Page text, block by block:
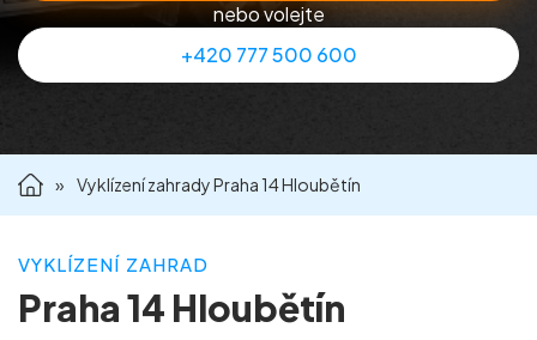
nebo volejte
+420 777 500 600
» Vyklízení zahrady Praha 14 Hloubětín
VYKLÍZENÍ ZAHRAD
Praha 14 Hloubětín